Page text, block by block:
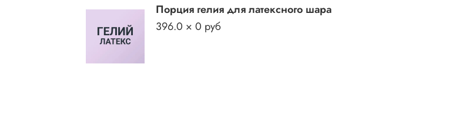
Порция гелия для латексного шара
396.0 × 0 руб